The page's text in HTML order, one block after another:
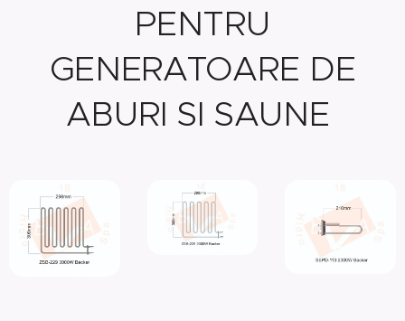
PENTRU
GENERATOARE DE
ABURI SI SAUNE